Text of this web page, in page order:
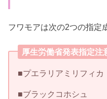
フワモアは次の2つの指定
厚生労働省発表指定注
■プエラリアミリフィカ
■ブラックコホシュ